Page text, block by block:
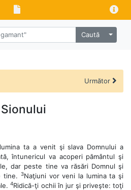
Caută
Următor
ta a venit şi slava Domnului a
întunericul va acoperi pământul şi
dar peste tine va răsări Domnul şi
tine.
3Naţiuni vor veni la lumina ta şi
4Ridică-ţi ochii în jur şi priveşte: toţi